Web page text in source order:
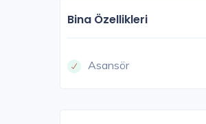
Bina Özellikleri
Asansör